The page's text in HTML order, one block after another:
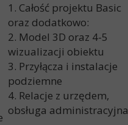
1. Całość projektu Basic
oraz dodatkowo:
2. Model 3D oraz 4-5
wizualizacji obiektu
3. Przyłącza i instalacje
podziemne
4. Relacje z urzędem,
obsługa administracyjna